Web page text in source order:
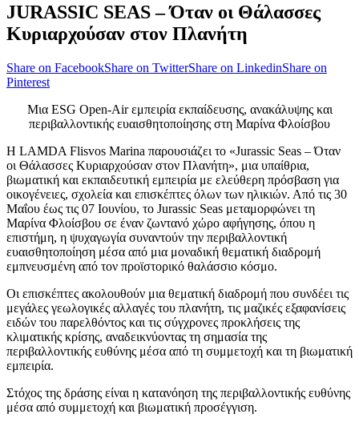
JURASSIC SEAS – Όταν οι Θάλασσες
Κυριαρχούσαν στον Πλανήτη
Share on FacebookShare on TwitterShare on LinkedinShare on
Pinterest
Μια ESG Open-Air εμπειρία εκπαίδευσης, ανακάλυψης και
περιβαλλοντικής ευαισθητοποίησης στη Μαρίνα Φλοίσβου
Η LAMDA Flisvos Marina παρουσιάζει το «Jurassic Seas – Όταν
οι Θάλασσες Κυριαρχούσαν στον Πλανήτη», μια υπαίθρια,
βιωματική και εκπαιδευτική εμπειρία με ελεύθερη πρόσβαση για
οικογένειες, σχολεία και επισκέπτες όλων των ηλικιών. Από τις 30
Μαΐου έως τις 07 Ιουνίου, το Jurassic Seas μεταμορφώνει τη
Μαρίνα Φλοίσβου σε έναν ζωντανό χώρο αφήγησης, όπου η
επιστήμη, η ψυχαγωγία συναντούν την περιβαλλοντική
ευαισθητοποίηση μέσα από μια μοναδική θεματική διαδρομή
εμπνευσμένη από τον προϊστορικό θαλάσσιο κόσμο.
Οι επισκέπτες ακολουθούν μια θεματική διαδρομή που συνδέει τις
μεγάλες γεωλογικές αλλαγές του πλανήτη, τις μαζικές εξαφανίσεις
ειδών του παρελθόντος και τις σύγχρονες προκλήσεις της
κλιματικής κρίσης, αναδεικνύοντας τη σημασία της
περιβαλλοντικής ευθύνης μέσα από τη συμμετοχή και τη βιωματική
εμπειρία.
Στόχος της δράσης είναι η κατανόηση της περιβαλλοντικής ευθύνης
μέσα από συμμετοχή και βιωματική προσέγγιση.